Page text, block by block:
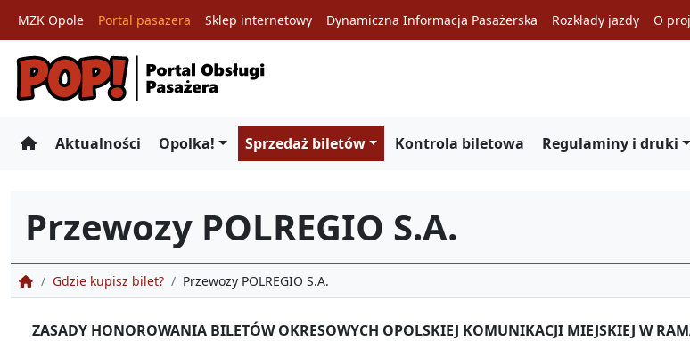
MZK Opole Portal pasażera Sklep internetowy Dynamiczna Informacja Pasażerska Rozkłady jazdy O
treści
Aktualności Opolka! Sprzedaż biletów Kontrola biletowa Regulaminy i druki
Przewozy POLREGIO S.A.
Portal Obsługi Pasażera
Gdzie kupisz bilet? Przewozy POLREGIO S.A.
ZASADY HONOROWANIA BILETÓW OKRESOWYCH OPOLSKIEJ KOMUNIKACJI MIEJSKIEJ W